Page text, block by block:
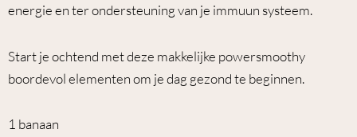
energie en ter ondersteuning van je immuun systeem.
Start je ochtend met deze makkelijke powersmoothy
boordevol elementen om je dag gezond te beginnen.
1 banaan